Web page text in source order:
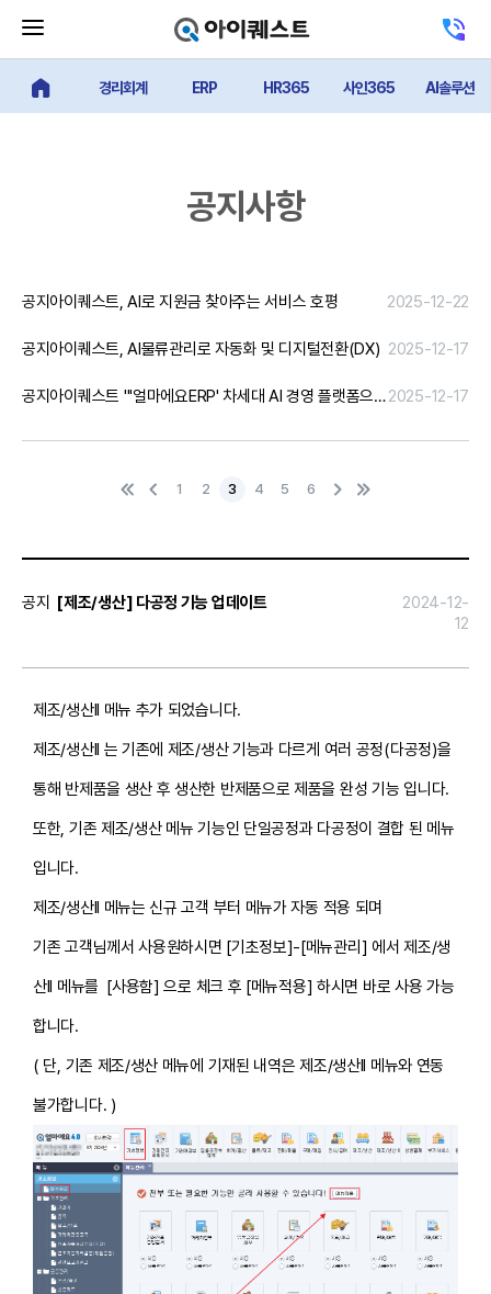
기
버
튼
센
터
얼마에요 메인경리회계 ERP HR365 사인365 AI솔루션
공지사항
공지 아이퀘스트, AI로 지원금 찾아주는 서비스 호평 2025-12-22
공지 아이퀘스트, AI물류관리로 자동화 및 디지털전환(DX) 2025-12-17
공지 아이퀘스트 "'얼마에요ERP' 차세대 AI 경영 플랫폼으로 발전"2025-12-17
첫
로
이
1 2 3 4 5 6
다
음
마
지
이
공지 [제조/생산] 다공정 기능 업데이트
2024-12-
12
제조/생산ll 메뉴 추가 되었습니다.
제조/생산ll 는 기존에 제조/생산 기능과 다르게 여러 공정(다공정)을
통해 반제품을 생산 후 생산한 반제품으로 제품을 완성 기능 입니다.
또한, 기존 제조/생산 메뉴 기능인 단일공정과 다공정이 결합 된 메뉴
입니다.
제조/생산ll 메뉴는 신규 고객 부터 메뉴가 자동 적용 되며
기존 고객님께서 사용원하시면 [기초정보]-[메뉴관리] 에서 제조/생
산ll 메뉴를 [사용함] 으로 체크 후 [메뉴적용] 하시면 바로 사용 가능
합니다.
( 단, 기존 제조/생산 메뉴에 기재된 내역은 제조/생산ll 메뉴와 연동
불가합니다. )